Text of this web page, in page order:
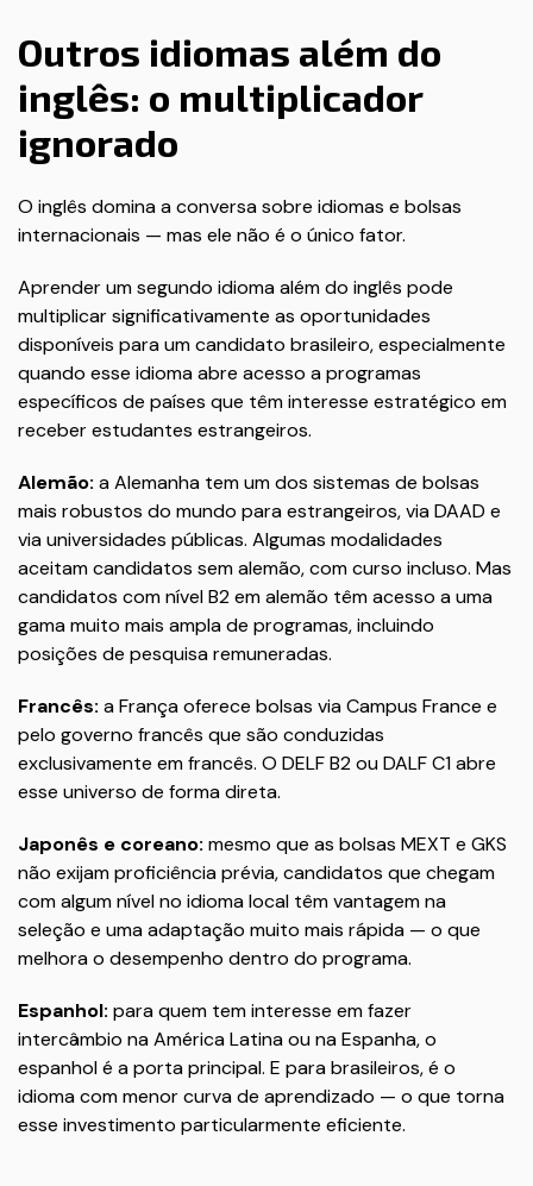
Outros idiomas além do
inglês: o multiplicador
ignorado
O inglês domina a conversa sobre idiomas e bolsas
internacionais — mas ele não é o único fator.
Aprender um segundo idioma além do inglês pode
multiplicar significativamente as oportunidades
disponíveis para um candidato brasileiro, especialmente
quando esse idioma abre acesso a programas
específicos de países que têm interesse estratégico em
receber estudantes estrangeiros.
Alemão: a Alemanha tem um dos sistemas de bolsas
mais robustos do mundo para estrangeiros, via DAAD e
via universidades públicas. Algumas modalidades
aceitam candidatos sem alemão, com curso incluso. Mas
candidatos com nível B2 em alemão têm acesso a uma
gama muito mais ampla de programas, incluindo
posições de pesquisa remuneradas.
Francês: a França oferece bolsas via Campus France e
pelo governo francês que são conduzidas
exclusivamente em francês. O DELF B2 ou DALF C1 abre
esse universo de forma direta.
Japonês e coreano: mesmo que as bolsas MEXT e GKS
não exijam proficiência prévia, candidatos que chegam
com algum nível no idioma local têm vantagem na
seleção e uma adaptação muito mais rápida — o que
melhora o desempenho dentro do programa.
Espanhol: para quem tem interesse em fazer
intercâmbio na América Latina ou na Espanha, o
espanhol é a porta principal. E para brasileiros, é o
idioma com menor curva de aprendizado — o que torna
esse investimento particularmente eficiente.